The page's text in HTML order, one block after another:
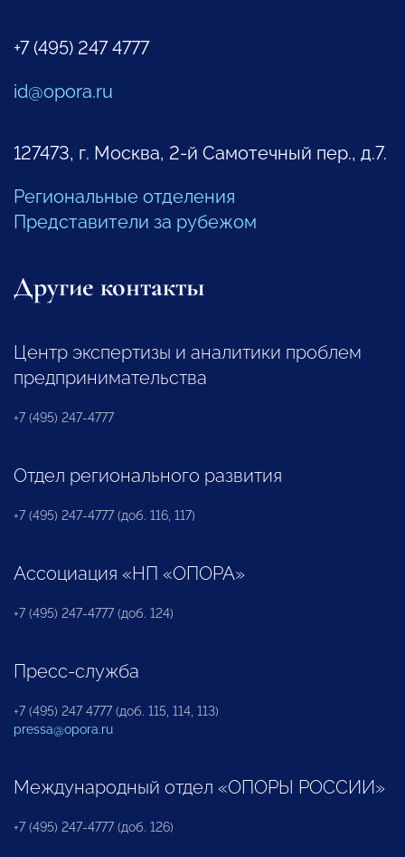
+7 (495) 247 4777
id@opora.ru
127473, г. Москва, 2-й Самотечный пер., д.7.
Региональные отделения
Представители за рубежом
Другие контакты
Центр экспертизы и аналитики проблем
предпринимательства
+7 (495) 247-4777
Отдел регионального развития
+7 (495) 247-4777 (доб. 116, 117)
Ассоциация «НП «ОПОРА»
+7 (495) 247-4777 (доб. 124)
Пресс-служба
+7 (495) 247 4777 (доб. 115, 114, 113)
pressa@opora.ru
Международный отдел «ОПОРЫ РОССИИ»
+7 (495) 247-4777 (доб. 126)